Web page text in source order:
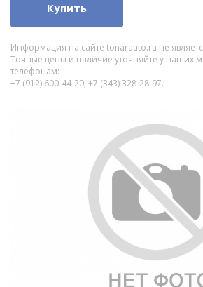
Купить
Информация на сайте tonarauto.ru не
Точные цены и наличие уточняйте у наших
телефонам:
+7 (912) 600-44-20, +7 (343) 328-28-97.